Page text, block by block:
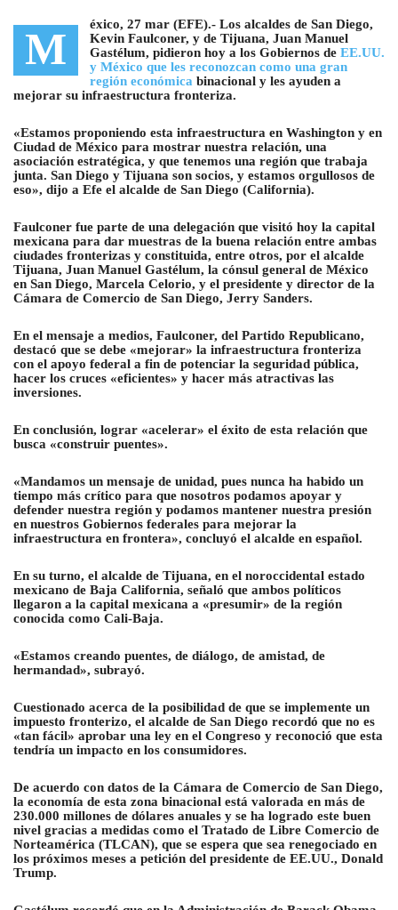
M éxico, 27 mar (EFE).- Los alcaldes de San Diego,
Kevin Faulconer, y de Tijuana, Juan Manuel
Gastélum, pidieron hoy a los Gobiernos de EE.UU.
y México que les reconozcan como una gran
región económica binacional y les ayuden a
mejorar su infraestructura fronteriza.
«Estamos proponiendo esta infraestructura en Washington y en
Ciudad de México para mostrar nuestra relación, una
asociación estratégica, y que tenemos una región que trabaja
junta. San Diego y Tijuana son socios, y estamos orgullosos de
eso», dijo a Efe el alcalde de San Diego (California).
Faulconer fue parte de una delegación que visitó hoy la capital
mexicana para dar muestras de la buena relación entre ambas
ciudades fronterizas y constituida, entre otros, por el alcalde
Tijuana, Juan Manuel Gastélum, la cónsul general de México
en San Diego, Marcela Celorio, y el presidente y director de la
Cámara de Comercio de San Diego, Jerry Sanders.
En el mensaje a medios, Faulconer, del Partido Republicano,
destacó que se debe «mejorar» la infraestructura fronteriza
con el apoyo federal a fin de potenciar la seguridad pública,
hacer los cruces «eficientes» y hacer más atractivas las
inversiones.
En conclusión, lograr «acelerar» el éxito de esta relación que
busca «construir puentes».
«Mandamos un mensaje de unidad, pues nunca ha habido un
tiempo más crítico para que nosotros podamos apoyar y
defender nuestra región y podamos mantener nuestra presión
en nuestros Gobiernos federales para mejorar la
infraestructura en frontera», concluyó el alcalde en español.
En su turno, el alcalde de Tijuana, en el noroccidental estado
mexicano de Baja California, señaló que ambos políticos
llegaron a la capital mexicana a «presumir» de la región
conocida como Cali-Baja.
«Estamos creando puentes, de diálogo, de amistad, de
hermandad», subrayó.
Cuestionado acerca de la posibilidad de que se implemente un
impuesto fronterizo, el alcalde de San Diego recordó que no es
«tan fácil» aprobar una ley en el Congreso y reconoció que esta
tendría un impacto en los consumidores.
De acuerdo con datos de la Cámara de Comercio de San Diego,
la economía de esta zona binacional está valorada en más de
230.000 millones de dólares anuales y se ha logrado este buen
nivel gracias a medidas como el Tratado de Libre Comercio de
Norteamérica (TLCAN), que se espera que sea renegociado en
los próximos meses a petición del presidente de EE.UU., Donald
Trump.